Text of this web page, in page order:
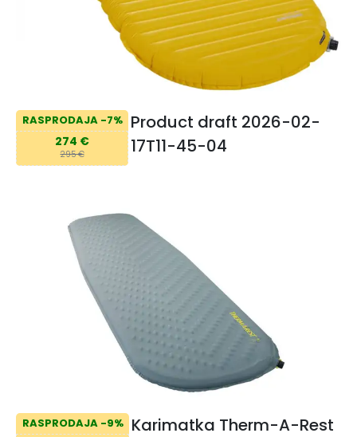
RASPRODAJA -7%
274 €
295 €
Product draft 2026-02-
17T11-45-04
RASPRODAJA -9%
Karimatka Therm-A-Rest